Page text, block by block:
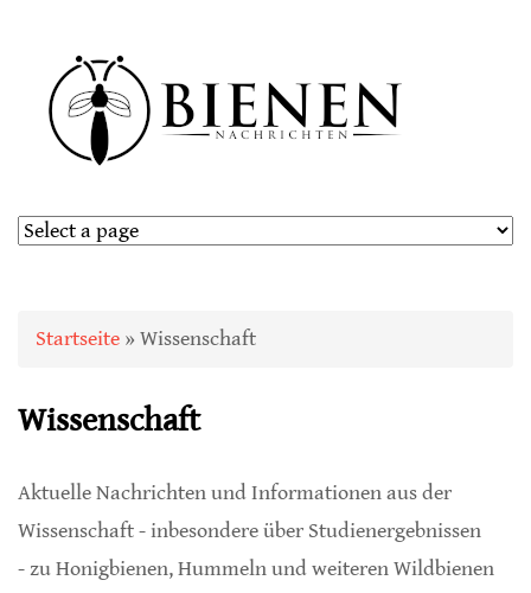
Sie sind hier
Startseite » Wissenschaft
Wissenschaft
Aktuelle Nachrichten und Informationen aus der
Wissenschaft - inbesondere über Studienergebnissen
- zu Honigbienen, Hummeln und weiteren Wildbienen